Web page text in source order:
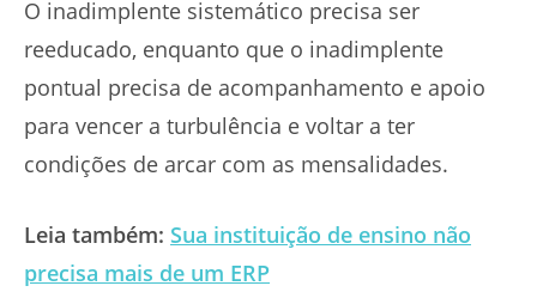
O inadimplente sistemático precisa ser
reeducado, enquanto que o inadimplente
pontual precisa de acompanhamento e apoio
para vencer a turbulência e voltar a ter
condições de arcar com as mensalidades.
Leia também: Sua instituição de ensino não
precisa mais de um ERP